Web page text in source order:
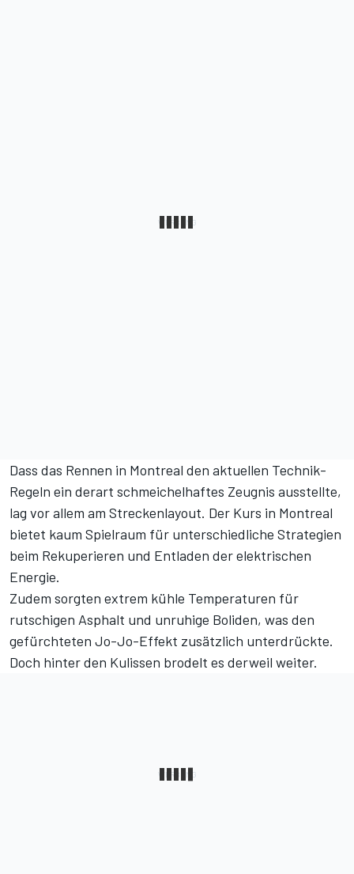
Dass das Rennen in Montreal den aktuellen Technik-
Regeln ein derart schmeichelhaftes Zeugnis ausstellte,
lag vor allem am Streckenlayout. Der Kurs in Montreal
bietet kaum Spielraum für unterschiedliche Strategien
beim Rekuperieren und Entladen der elektrischen
Energie.
Zudem sorgten extrem kühle Temperaturen für
rutschigen Asphalt und unruhige Boliden, was den
gefürchteten Jo-Jo-Effekt zusätzlich unterdrückte.
Doch hinter den Kulissen brodelt es derweil weiter.